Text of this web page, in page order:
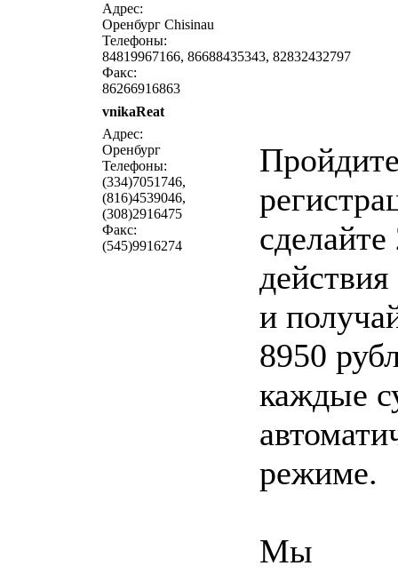
Адрес:
Оренбург Chisinau
Телефоны:
84819967166, 86688435343, 82832432797
Факс:
86266916863
vnikaReat
Адрес:
Оренбург
Телефоны:
(334)7051746,
(816)4539046,
(308)2916475
Факс:
(545)9916274
сделайте
действия
и
8950
каждые
режиме.
Мы